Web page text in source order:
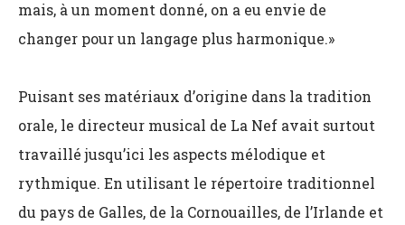
mais, à un moment donné, on a eu envie de
changer pour un langage plus harmonique.»
Puisant ses matériaux d’origine dans la tradition
orale, le directeur musical de La Nef avait surtout
travaillé jusqu’ici les aspects mélodique et
rythmique. En utilisant le répertoire traditionnel
du pays de Galles, de la Cornouailles, de l’Irlande et